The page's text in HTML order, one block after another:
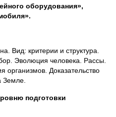
оборудования»,
Вид: критерии и структура.
Эволюция человека. Рассы.
организмов. Доказательство
Земле.
подготовки